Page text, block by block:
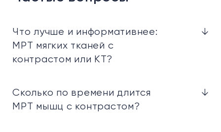
Что лучше и информативнее:
МРТ мягких тканей с
контрастом или КТ?
↓
Сколько по времени длится
МРТ мышц с контрастом?
↓